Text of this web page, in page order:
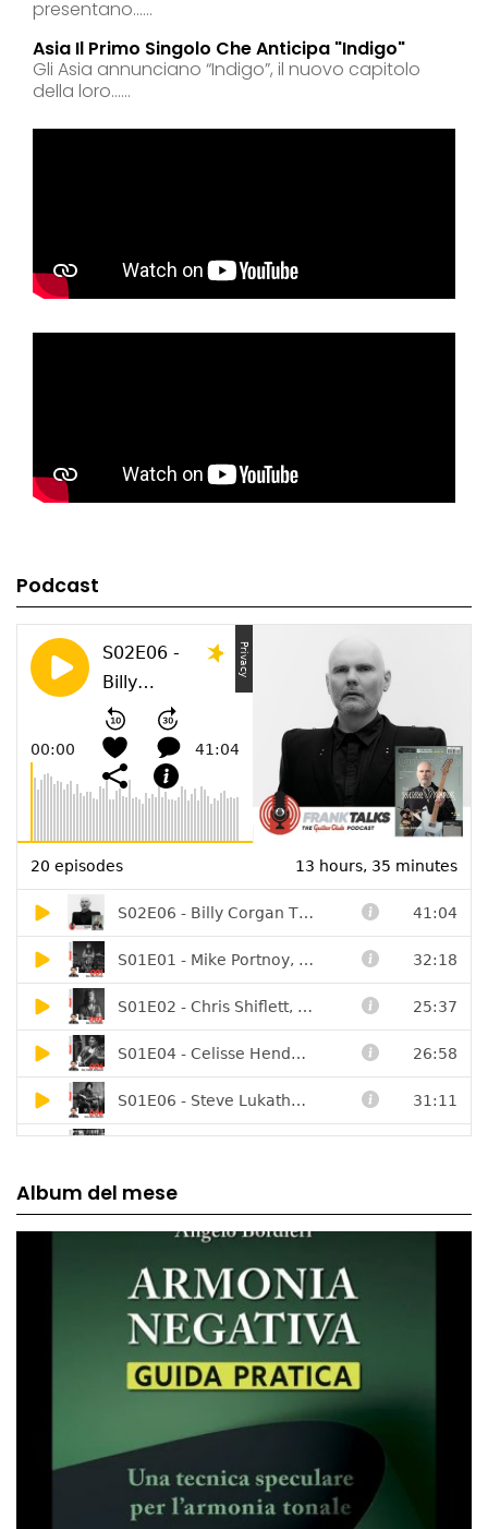
presentano......
Asia Il Primo Singolo Che Anticipa "indigo"
Gli Asia annunciano “Indigo”, il nuovo capitolo
della loro......
Podcast
Album del mese